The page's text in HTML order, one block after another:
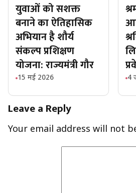
युवाओं को सशक्त
बनाने का ऐतिहासिक
अभियान है शौर्य
संकल्प प्रशिक्षण
योजना: राज्यमंत्री गौर
15 मई 2026 4
Leave a Reply
Your email address will not